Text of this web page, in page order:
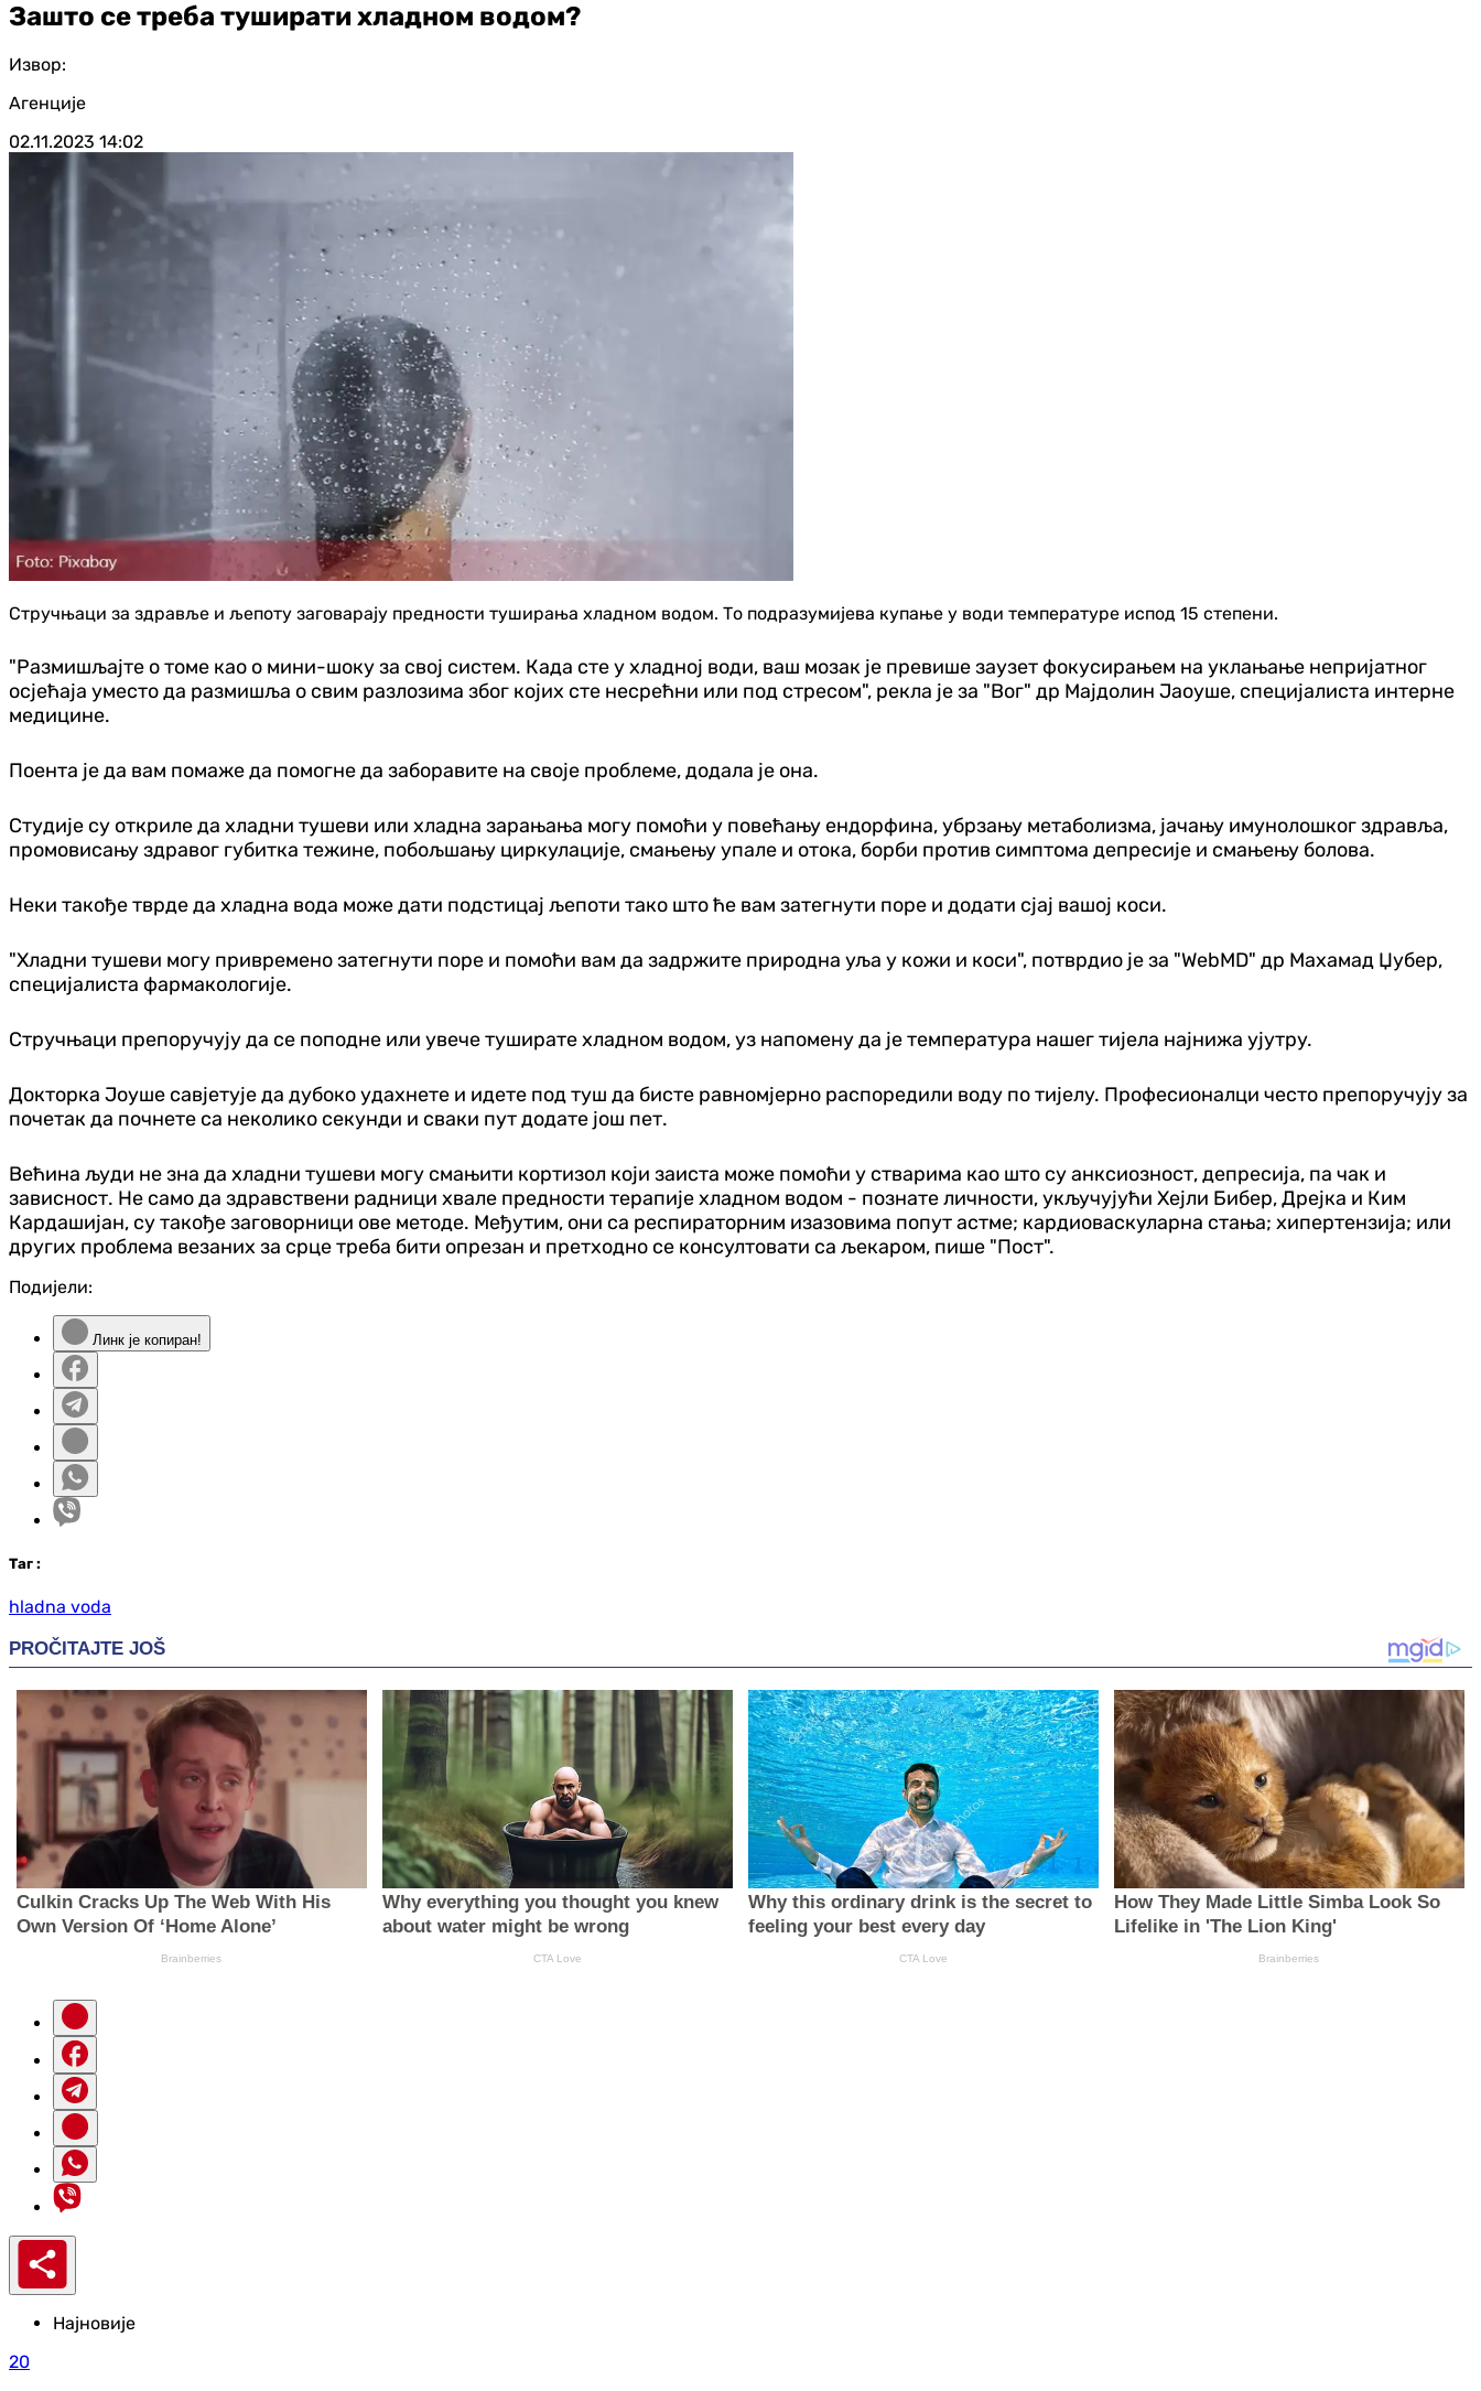
Зашто се треба туширати хладном водом?
Извор:
Агенције
02.11.2023 14:02
Стручњаци за здравље и љепоту заговарају предности туширања хладном водом. То подразумијева купање у води температуре испод 15 степени.
"Размишљајте о томе као о мини-шоку за свој систем. Када сте у хладној води, ваш мозак је превише заузет фокусирањем на уклањање непријатног
осјећаја уместо да размишља о свим разлозима због којих сте несрећни или под стресом", рекла је за "Вог" др Мајдолин Јаоуше, специјалиста интерне
медицине.
Поента је да вам помаже да помогне да заборавите на своје проблеме, додала је она.
Студије су откриле да хладни тушеви или хладна зарањања могу помоћи у повећању ендорфина, убрзању метаболизма, јачању имунолошког здравља,
промовисању здравог губитка тежине, побољшању циркулације, смањењу упале и отока, борби против симптома депресије и смањењу болова.
Неки такође тврде да хладна вода може дати подстицај љепоти тако што ће вам затегнути поре и додати сјај вашој коси.
"Хладни тушеви могу привремено затегнути поре и помоћи вам да задржите природна уља у кожи и коси", потврдио је за "WebMD" др Махамад Џубер,
специјалиста фармакологије.
Стручњаци препоручују да се поподне или увече туширате хладном водом, уз напомену да је температура нашег тијела најнижа ујутру.
Докторка Јоуше савјетује да дубоко удахнете и идете под туш да бисте равномјерно распоредили воду по тијелу. Професионалци често препоручују за
почетак да почнете са неколико секунди и сваки пут додате још пет.
Већина људи не зна да хладни тушеви могу смањити кортизол који заиста може помоћи у стварима као што су анксиозност, депресија, па чак и
зависност. Не само да здравствени радници хвале предности терапије хладном водом - познате личности, укључујући Хејли Бибер, Дрејка и Ким
Кардашијан, су такође заговорници ове методе. Међутим, они са респираторним изазовима попут астме; кардиоваскуларна стања; хипертензија; или
других проблема везаних за срце треба бити опрезан и претходно се консултовати са љекаром, пише "Пост".
Подијели:
Линк је копиран!
Таг :
hladna voda
Најновије
20